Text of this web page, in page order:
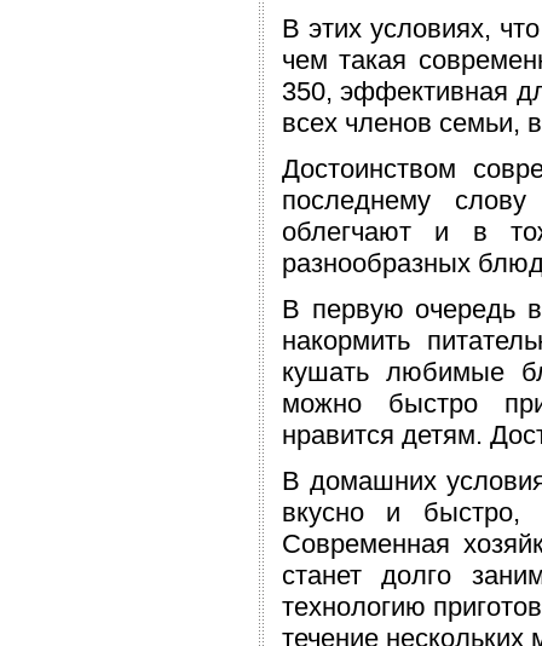
В этих условиях,
чем такая
350, эффективная
всех членов семьи,
Достоинством
последнему
облегчают и в
разнообразных
В первую очередь
накормить
кушать любимые
можно быстро
нравится детям.
В домашних
вкусно и быстро,
Современная
станет долго
технологию
течение